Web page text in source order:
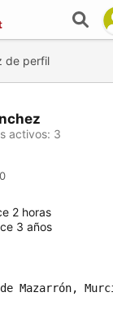
de perfil
activos: 3
2 horas
3 años
Mazarrón,